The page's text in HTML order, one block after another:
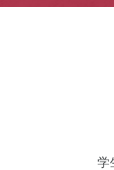
学